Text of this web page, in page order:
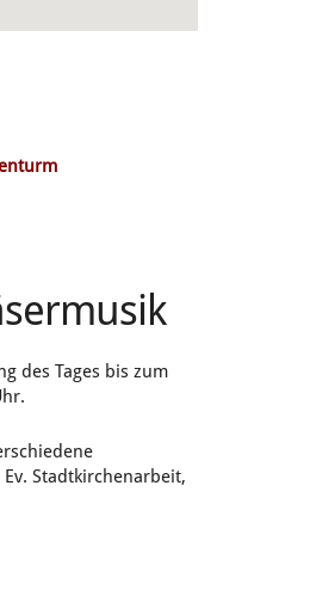
des Tages bis zum
Stadtkirchenarbeit,